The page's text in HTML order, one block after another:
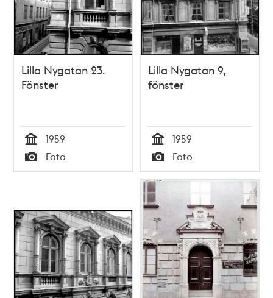
Lilla Nygatan 23.
Fönster
Tid
1959
Typ
Foto
Lilla Nygatan 9,
fönster
Tid
1959
Typ
Foto